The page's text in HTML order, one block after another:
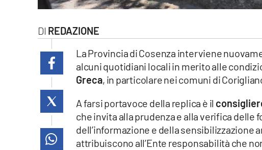
lacitymag.it
cosenzachannel.it
catanzarochannel.it
REDAZIONE
La Provincia di Cosenza interviene
alcuni quotidiani locali in merito alle
Greca, in particolare nei comuni di
A farsi portavoce della replica è il
che invita alla prudenza e alla verifica
dell’informazione e della sensibilizzazione
attribuiscono all’Ente responsabilità che